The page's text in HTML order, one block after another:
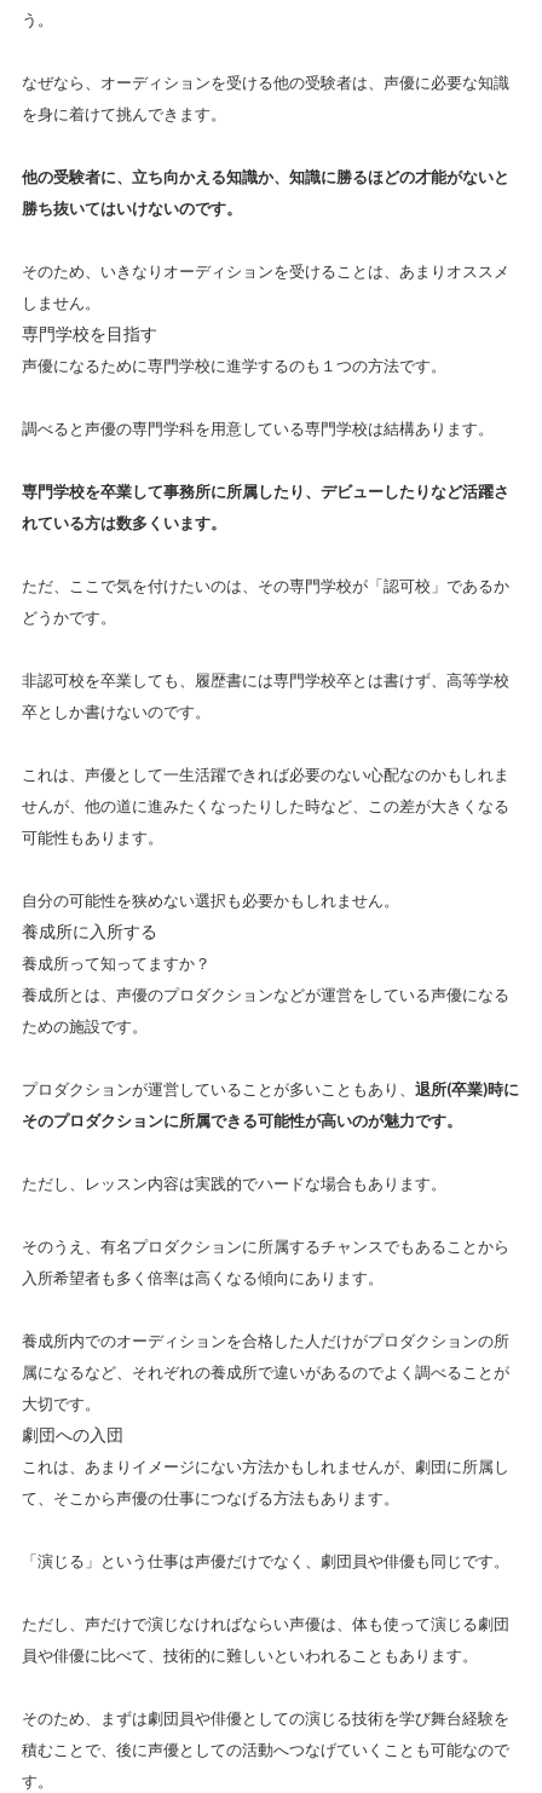
う。
なぜなら、オーディションを受ける他の受験者は、声優に必要な知識
を身に着けて挑んできます。
他の受験者に、立ち向かえる知識か、知識に勝るほどの才能がないと
勝ち抜いてはいけないのです。
そのため、いきなりオーディションを受けることは、あまりオススメ
しません。
専門学校を目指す
声優になるために専門学校に進学するのも１つの方法です。
調べると声優の専門学科を用意している専門学校は結構あります。
専門学校を卒業して事務所に所属したり、デビューしたりなど活躍さ
れている方は数多くいます。
ただ、ここで気を付けたいのは、その専門学校が「認可校」であるか
どうかです。
非認可校を卒業しても、履歴書には専門学校卒とは書けず、高等学校
卒としか書けないのです。
これは、声優として一生活躍できれば必要のない心配なのかもしれま
せんが、他の道に進みたくなったりした時など、この差が大きくなる
可能性もあります。
自分の可能性を狭めない選択も必要かもしれません。
養成所に入所する
養成所って知ってますか？
養成所とは、声優のプロダクションなどが運営をしている声優になる
ための施設です。
プロダクションが運営していることが多いこともあり、 退所(卒業)時に
そのプロダクションに所属できる可能性が高いのが魅力です。
ただし、レッスン内容は実践的でハードな場合もあります。
そのうえ、有名プロダクションに所属するチャンスでもあることから
入所希望者も多く倍率は高くなる傾向にあります。
養成所内でのオーディションを合格した人だけがプロダクションの所
属になるなど、それぞれの養成所で違いがあるのでよく調べることが
大切です。
劇団への入団
これは、あまりイメージにない方法かもしれませんが、劇団に所属し
て、そこから声優の仕事につなげる方法もあります。
「演じる」という仕事は声優だけでなく、劇団員や俳優も同じです。
ただし、声だけで演じなければならい声優は、体も使って演じる劇団
員や俳優に比べて、技術的に難しいといわれることもあります。
そのため、まずは劇団員や俳優としての演じる技術を学び舞台経験を
積むことで、後に声優としての活動へつなげていくことも可能なので
す。